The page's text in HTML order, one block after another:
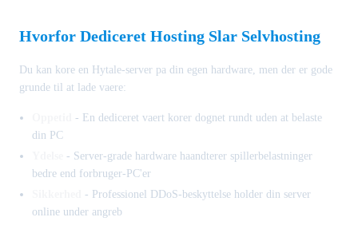
Hvorfor Dediceret Hosting Slar Selvhosting
Du kan kore en Hytale-server pa din egen hardware, men der er gode
grunde til at lade vaere:
- En dediceret vaert korer dognet rundt uden at belaste
din PC
- Server-grade hardware haandterer spillerbelastninger
bedre end forbruger-PC'er
- Professionel DDoS-beskyttelse holder din server
online under angreb